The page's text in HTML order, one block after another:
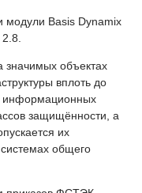
модули Basis Dynamix
объектах
вплоть до
информационных
защищённости, а
их
общего